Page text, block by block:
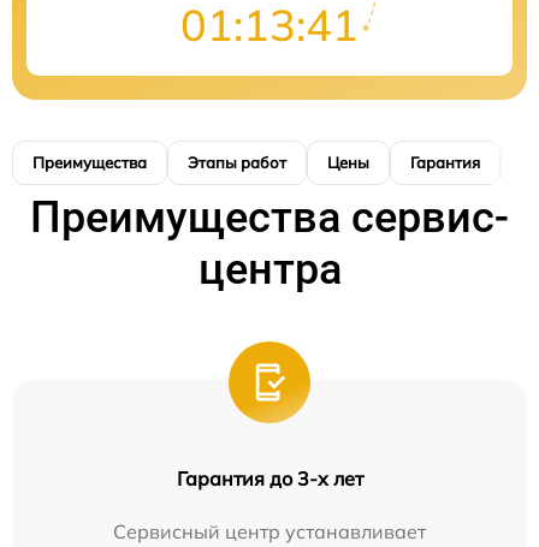
01:13:40
Преимущества Этапы работ Цены Гарантия
Преимущества сервис-
центра
Гарантия до 3-х лет
Сервисный центр устанавливает